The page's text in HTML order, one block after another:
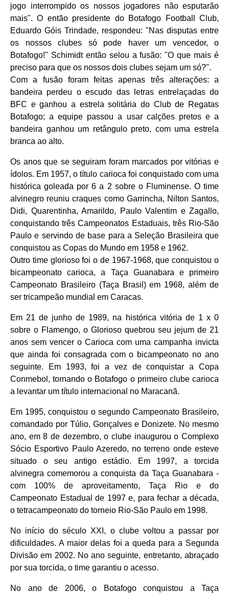
jogo interrompido os nossos jogadores não esputarão
mais". O então presidente do Botafogo Football Club,
Eduardo Góis Trindade, respondeu: "Nas disputas entre
os nossos clubes só pode haver um vencedor, o
Botafogo!" Schimidt então selou a fusão: "O que mais é
preciso para que os nossos dois clubes sejam um só?".
Com a fusão foram feitas apenas três alterações: a
bandeira perdeu o escudo das letras entrelaçadas do
BFC e ganhou a estrela solitária do Club de Regatas
Botafogo; a equipe passou a usar calções pretos e a
bandeira ganhou um retângulo preto, com uma estrela
branca ao alto.
Os anos que se seguiram foram marcados por vitórias e
ídolos. Em 1957, o título carioca foi conquistado com uma
histórica goleada por 6 a 2 sobre o Fluminense. O time
alvinegro reuniu craques como Garrincha, Nilton Santos,
Didi, Quarentinha, Amarildo, Paulo Valentim e Zagallo,
conquistando três Campeonatos Estaduais, três Rio-São
Paulo e servindo de base para a Seleção Brasileira que
conquistou as Copas do Mundo em 1958 e 1962.
Outro time glorioso foi o de 1967-1968, que conquistou o
bicampeonato carioca, a Taça Guanabara e primeiro
Campeonato Brasileiro (Taça Brasil) em 1968, além de
ser tricampeão mundial em Caracas.
Em 21 de junho de 1989, na histórica vitória de 1 x 0
sobre o Flamengo, o Glorioso quebrou seu jejum de 21
anos sem vencer o Carioca com uma campanha invicta
que ainda foi consagrada com o bicampeonato no ano
seguinte. Em 1993, foi a vez de conquistar a Copa
Conmebol, tornando o Botafogo o primeiro clube carioca
a levantar um título internacional no Maracanã.
Em 1995, conquistou o segundo Campeonato Brasileiro,
comandado por Túlio, Gonçalves e Donizete. No mesmo
ano, em 8 de dezembro, o clube inaugurou o Complexo
Sócio Esportivo Paulo Azeredo, no terreno onde esteve
situado o seu antigo estádio. Em 1997, a torcida
alvinegra comemorou a conquista da Taça Guanabara -
com 100% de aproveitamento, Taça Rio e do
Campeonato Estadual de 1997 e, para fechar a década,
o tetracampeonato do torneio Rio-São Paulo em 1998.
No início do século XXI, o clube voltou a passar por
dificuldades. A maior delas foi a queda para a Segunda
Divisão em 2002. No ano seguinte, entretanto, abraçado
por sua torcida, o time garantiu o acesso.
No ano de 2006, o Botafogo conquistou a Taça